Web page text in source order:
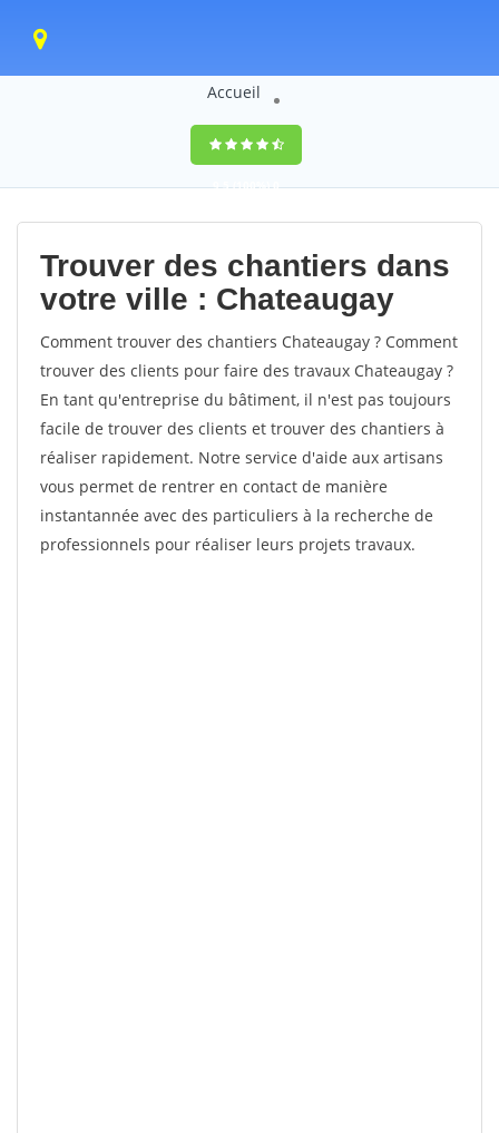
Accueil
9,5(100%)0
votes
Trouver des chantiers dans
votre ville : Chateaugay
Comment trouver des chantiers Chateaugay ? Comment
trouver des clients pour faire des travaux Chateaugay ?
En tant qu'entreprise du bâtiment, il n'est pas toujours
facile de trouver des clients et trouver des chantiers à
réaliser rapidement. Notre service d'aide aux artisans
vous permet de rentrer en contact de manière
instantannée avec des particuliers à la recherche de
professionnels pour réaliser leurs projets travaux.